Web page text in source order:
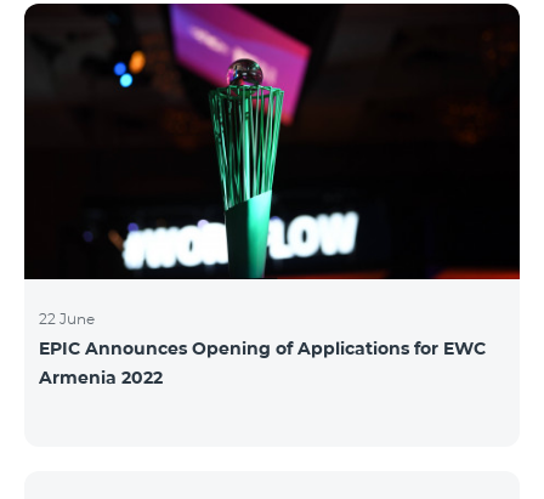
22 June
EPIC Announces Opening of Applications for EWC
Armenia 2022